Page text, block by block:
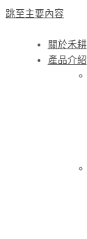
跳至主要內容
關於禾耕
產品介紹